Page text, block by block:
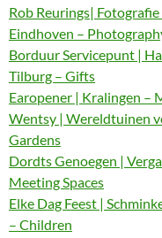
Rob Reurings|
Eindhoven –
Borduur Servicepunt |
Tilburg – Gifts
Earopener | Kralingen –
Wentsy | Wereldtuinen
Gardens
Dordts Genoegen |
Meeting Spaces
Elke Dag Feest |
– Children